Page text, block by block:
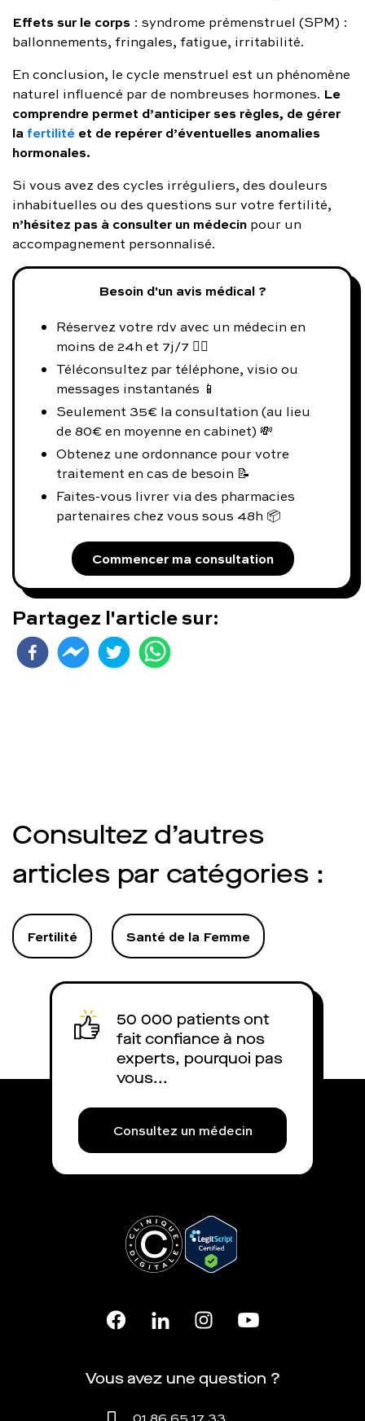
Effets sur le corps : syndrome prémenstruel (SPM) :
ballonnements, fringales, fatigue, irritabilité.
En conclusion, le cycle menstruel est un phénomène
naturel influencé par de nombreuses hormones. Le
comprendre permet d’anticiper ses règles, de gérer
la fertilité et de repérer d’éventuelles anomalies
hormonales.
Si vous avez des cycles irréguliers, des douleurs
inhabituelles ou des questions sur votre fertilité,
n’hésitez pas à consulter un médecin pour un
accompagnement personnalisé.
Besoin d'un avis médical ?
Réservez votre rdv avec un médecin en
moins de 24h et 7j/7 👨‍⚕️
Téléconsultez par téléphone, visio ou
messages instantanés 📱
Seulement 35€ la consultation (au lieu
de 80€ en moyenne en cabinet) 💸
Obtenez une ordonnance pour votre
traitement en cas de besoin 📝
Faites-vous livrer via des pharmacies
partenaires chez vous sous 48h 📦
Commencer ma consultation
Partagez l'article sur:
Consultez d’autres
articles par catégories :
Fertilité Santé de la Femme
50 000 patients ont
fait confiance à nos
experts, pourquoi pas
vous...
Consultez un médecin
Vous avez une question ?